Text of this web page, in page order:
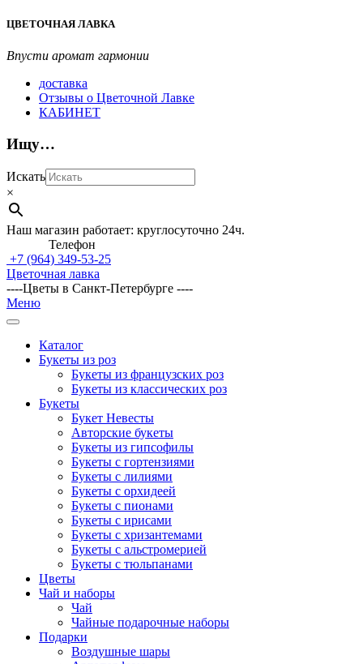
Перейти
содержимому
ЦВЕТОЧНАЯ ЛАВКА
Впусти аромат гармонии
доставка
Отзывы о Цветочной Лавке
КАБИНЕТ
Ищу…
Искать
×
Наш магазин работает: круглосуточно 24ч.
Телефон
+7 (964) 349-53-25
Цветочная лавка
----Цветы в Санкт-Петербурге ----
Главное
навигационное
Меню
Каталог
Букеты из роз
Букеты из французских роз
Букеты из классических роз
Букеты
Букет Невесты
Авторские букеты
Букеты из гипсофилы
Букеты с гортензиями
Букеты с лилиями
Букеты с орхидеей
Букеты с пионами
Букеты с ирисами
Букеты с хризантемами
Букеты с альстромерией
Букеты с тюльпанами
Цветы
Чай и наборы
Чай
Чайные подарочные наборы
Подарки
Воздушные шары